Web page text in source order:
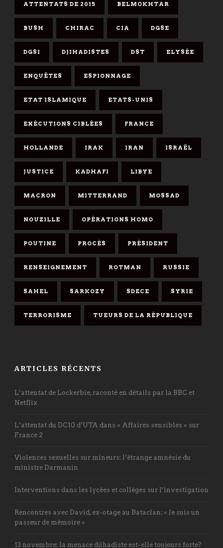
ATTENTATS DE 2015 BELMOKHTAR
BUSH CHIRAC CIA DGSE
DGSI DJIHADISTES DST ELYSÉE
ENQUÊTES ESPIONNAGE
ETAT ISLAMIQUE ETATS-UNIS
EXÉCUTIONS CIBLÉES FRANCE
HOLLANDE IRAK IRAN ISRAËL
JUSTICE KADHAFI LIBYE
MACRON MITTERRAND MOSSAD
NOUZILLE OPÉRATIONS HOMO
POUTINE PROCÈS PRÉSIDENT
RENSEIGNEMENT ROTMAN RUSSIE
SAHEL SARKOZY SDECE SYRIE
TERRORISME TUEURS DE LA RÉPUBLIQUE
ARTICLES RÉCENTS
L’attentat de Lockerbie, raconté en détails par la BBC et
Netflix
L’attentat du DC10 d’UTA dans « Affaires sensibles » sur
France 2
Violences sexuelles sur mineurs: l’étrange amnésie du
ministre Darmanin
Interventions dans les lycées et collèges sur l’investigation
Rencontres avec David, ex-otage au Bataclan: « Je suis un
passeur de mémoire »
13 novembre: la menace djihadiste est-elle toujours forte?